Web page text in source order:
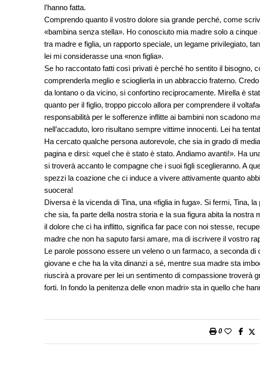
l’hanno fatta.
Comprendo quanto il vostro dolore sia grande perché, come
«bambina senza stella». Ho conosciuto mia madre solo a
tra madre e figlia, un rapporto speciale, un legame privilegiato,
lei mi considerasse una «non figlia».
Se ho raccontato fatti così privati è perché ho sentito il bisogno,
comprenderla meglio e scioglierla in un abbraccio fraterno.
da lontano o da vicino, si confortino reciprocamente. Mirella è
quanto per il figlio, troppo piccolo allora per comprendere il
responsabilità per le sofferenze inflitte ai bambini non scadono
nell’accaduto, loro risultano sempre vittime innocenti. Lei ha
Ha cercato qualche persona autorevole, che sia in grado di
pagina e dirsi: «quel che è stato è stato. Andiamo avanti!». Ha
si troverà accanto le compagne che i suoi figli sceglieranno. A
spezzi la coazione che ci induce a vivere attivamente quanto
suocera!
Diversa è la vicenda di Tina, una «figlia in fuga». Si fermi, Tina,
che sia, fa parte della nostra storia e la sua figura abita la nostra
il dolore che ci ha inflitto, significa far pace con noi stesse,
madre che non ha saputo farsi amare, ma di iscrivere il vostro
Le parole possono essere un veleno o un farmaco, a seconda
giovane e che ha la vita dinanzi a sé, mentre sua madre sta
riuscirà a provare per lei un sentimento di compassione troverà
forti. In fondo la penitenza delle «non madri» sta in quello che
0